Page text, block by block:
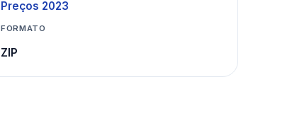
Preços 2023
FORMATO
ZIP